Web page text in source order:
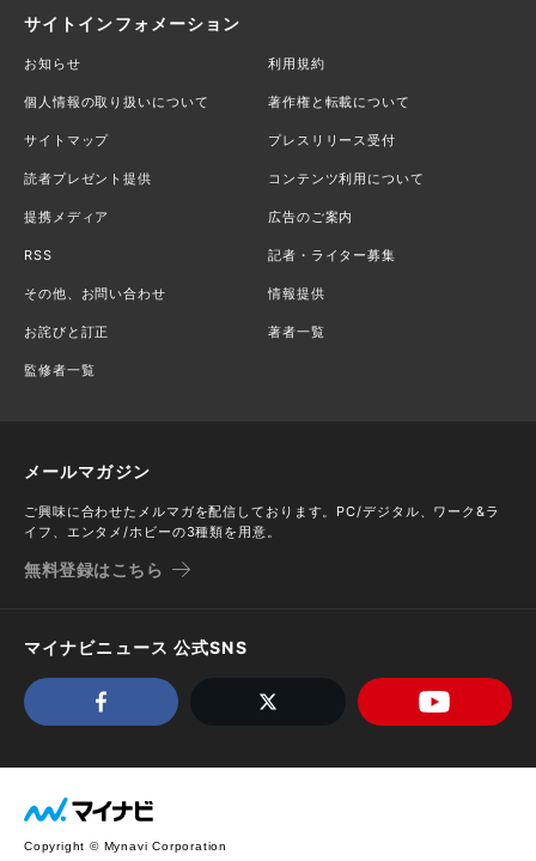
サイトインフォメーション
お知らせ 利用規約
個人情報の取り扱いについて 著作権と転載について
サイトマップ プレスリリース受付
読者プレゼント提供 コンテンツ利用について
提携メディア 広告のご案内
RSS 記者・ライター募集
その他、お問い合わせ 情報提供
お詫びと訂正 著者一覧
監修者一覧
メールマガジン
ご興味に合わせたメルマガを配信しております。PC/デジタル、ワーク&ラ
イフ、エンタメ/ホビーの3種類を用意。
無料登録はこちら
マイナビニュース 公式SNS
Copyright © Mynavi Corporation